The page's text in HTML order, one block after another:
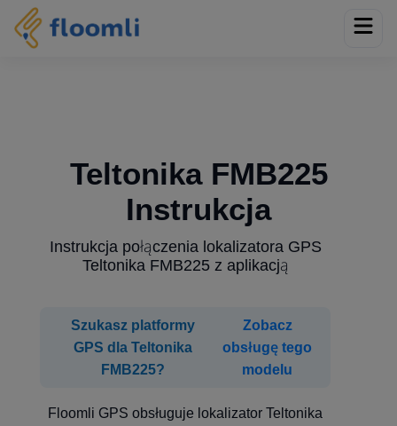
Teltonika FMB225
Instrukcja
Instrukcja połączenia lokalizatora GPS
Teltonika FMB225 z aplikacją
Szukasz platformy
GPS dla Teltonika
FMB225?
Zobacz
obsługę tego
modelu
Floomli GPS obsługuje lokalizator Teltonika